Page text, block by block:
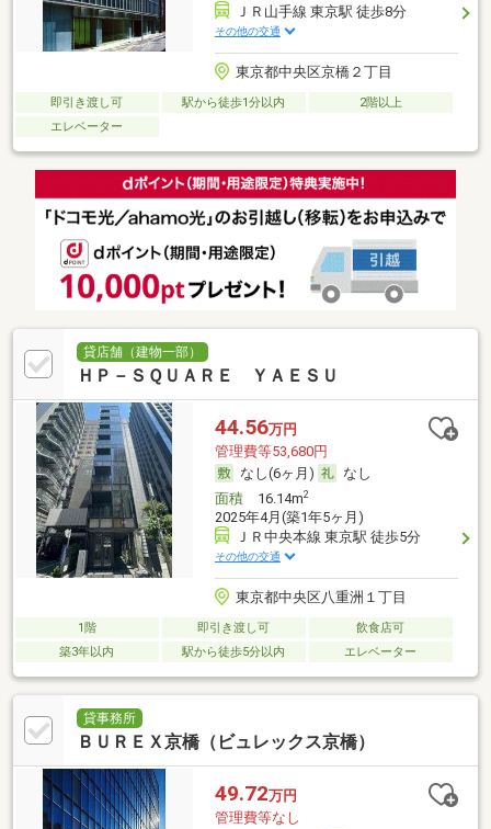
ＪＲ山手線 東京駅 徒歩8分
その他の交通
東京都中央区京橋２丁目
即引き渡し可 駅から徒歩1分以内
2階以上
エレベーター
貸店舗（建物一部）
ＨＰ－ＳＱＵＡＲＥ ＹＡＥＳＵ
44.56万円
管理費等53,680円
なし(6ヶ月)
なし
面積16.14m2
2025年4月(築1年5ヶ月)
ＪＲ中央本線 東京駅 徒歩5分
その他の交通
東京都中央区八重洲１丁目
1階 即引き渡し可
飲食店可
築3年以内
駅から徒歩5分以内 エレベーター
貸事務所
ＢＵＲＥＸ京橋（ビュレックス京橋）
49.72万円
管理費等なし